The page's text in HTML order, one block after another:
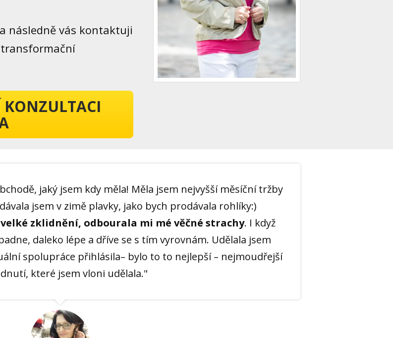
následně vás kontaktuji
KONZULTACI
jaký jsem kdy měla! Měla jsem nejvyšší měsíční tržby
jsem v zimě plavky, jako bych prodávala rohlíky:)
zklidnění, odbourala mi mé věčné strachy. I když
daleko lépe a dříve se s tím vyrovnám. Udělala jsem
spolupráce přihlásila– bylo to to nejlepší – nejmoudřejší
které jsem vloni udělala."